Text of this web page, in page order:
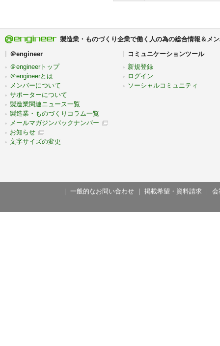
製造業・ものづくり企業で働く人の為の総合情報＆メ
＠engineer
＠engineerトップ
＠engineerとは
メンバーについて
サポーターについて
製造業関連ニュース一覧
製造業・ものづくりコラム一覧
メールマガジンバックナンバー
お知らせ
文字サイズの変更
コミュニケーションツール
新規登録
ログイン
ソーシャルコミュニティ
｜ 一般的なお問い合わせ ｜ 掲載希望・資料請求 ｜ 会